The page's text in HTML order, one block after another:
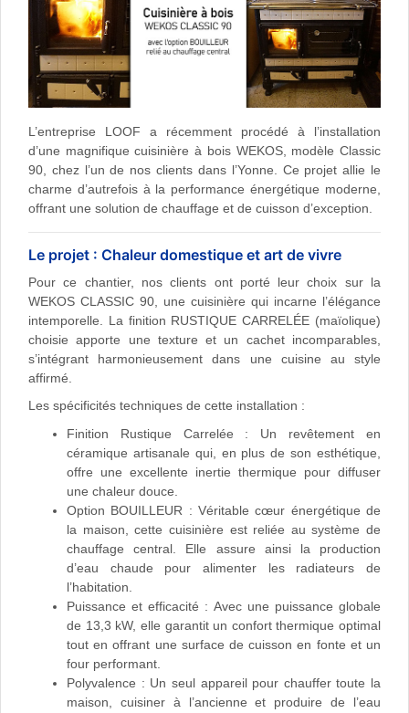
L’entreprise LOOF a récemment procédé à l’installation
d’une magnifique cuisinière à bois WEKOS, modèle Classic
90, chez l’un de nos clients dans l’Yonne. Ce projet allie le
charme d’autrefois à la performance énergétique moderne,
offrant une solution de chauffage et de cuisson d’exception.
Le projet : Chaleur domestique et art de vivre
Pour ce chantier, nos clients ont porté leur choix sur la
WEKOS CLASSIC 90, une cuisinière qui incarne l’élégance
intemporelle. La finition RUSTIQUE CARRELÉE (maïolique)
choisie apporte une texture et un cachet incomparables,
s’intégrant harmonieusement dans une cuisine au style
affirmé.
Les spécificités techniques de cette installation :
Finition Rustique Carrelée : Un revêtement en
céramique artisanale qui, en plus de son esthétique,
offre une excellente inertie thermique pour diffuser
une chaleur douce.
Option BOUILLEUR : Véritable cœur énergétique de
la maison, cette cuisinière est reliée au système de
chauffage central. Elle assure ainsi la production
d’eau chaude pour alimenter les radiateurs de
l’habitation.
Puissance et efficacité : Avec une puissance globale
de 13,3 kW, elle garantit un confort thermique optimal
tout en offrant une surface de cuisson en fonte et un
four performant.
Polyvalence : Un seul appareil pour chauffer toute la
maison, cuisiner à l’ancienne et produire de l’eau